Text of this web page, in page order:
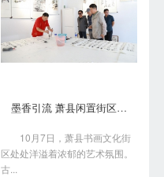
墨香引流 萧县闲置街区变身书画艺术聚落
10月7日，萧县书画文化街
区处处洋溢着浓郁的艺术氛围。
古...